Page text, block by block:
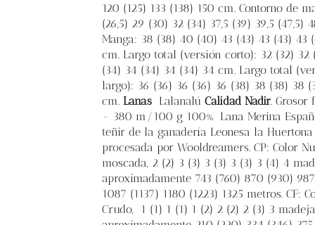
120 (125) 133 (138) 150 cm. Contorno de
(26,5) 29 (30) 32 (34) 37,5 (39) 39,5 (47,5)
Manga: 38 (38) 40 (40) 43 (43) 43 (43) 43
cm. Largo total (versión corto): 32 (32) 32
(34) 34 (34) 34 (34) 34 cm. Largo total
largo): 36 (36) 36 (36) 36 (38) 38 (38) 38
cm. Lanas Lalanalú Calidad Nadir. Grosor
- 380 m/100 g 100% Lana Merina
teñir de la ganadería Leonesa la
procesada por Wooldreamers. CP: Color
moscada, 2 (2) 3 (3) 3 (3) 3 (3) 3 (4) 4
aproximadamente 743 (760) 870 (930)
1087 (1137) 1180 (1223) 1325 metros. CF:
Crudo, 1 (1) 1 (1) 1 (2) 2 (2) 2 (3) 3